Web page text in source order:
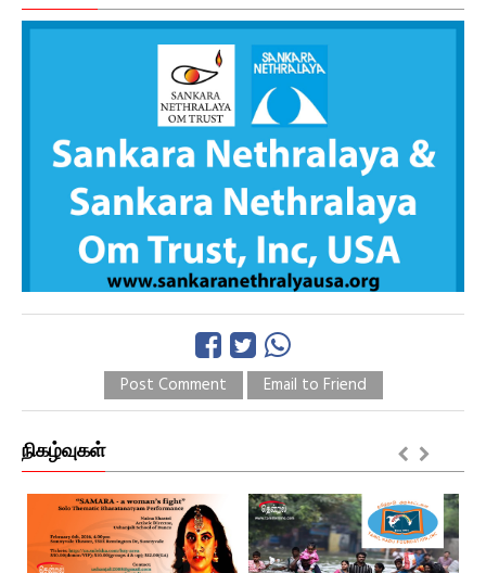
Post Comment Email to Friend
நிகழ்வுகள்